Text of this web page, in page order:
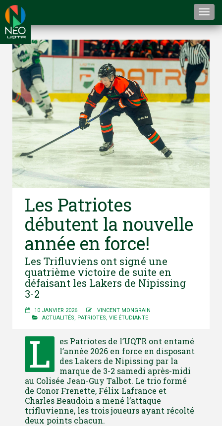
Les Patriotes
débutent la nouvelle
année en force!
Les Trifluviens ont signé une
quatrième victoire de suite en
défaisant les Lakers de Nipissing
3-2
10 JANVIER 2026
VINCENT MONGRAIN
ACTUALITÉS
PATRIOTES VIE ÉTUDIANTE
L
es Patriotes de l’UQTR ont entamé
l’année 2026 en force en disposant
des Lakers de Nipissing par la
marque de 3-2 samedi après-midi
au Colisée Jean-Guy Talbot. Le trio formé
de Conor Frenette, Félix Lafrance et
Charles Beaudoin a mené l’attaque
trifluvienne, les trois joueurs ayant récolté
deux points chacun.